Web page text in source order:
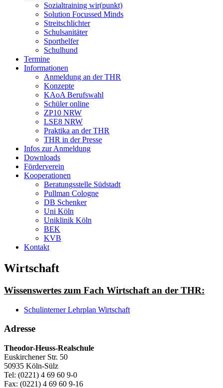
Sozialtraining wir(punkt)
Solution Focussed Minds
Streitschlichter
Schulsanitäter
Sporthelfer
Schulhund
Termine
Informationen
Anmeldung an der THR
Konzepte
KAoA Berufswahl
Schüler online
ZP10 NRW
LSE8 NRW
Praktika an der THR
THR in der Presse
Infos zur Anmeldung
Downloads
Förderverein
Kooperationen
Beratungsstelle Südstadt
Pullman Cologne
DB Schenker
Uni Köln
Uniklinik Köln
BEK
KVB
Kontakt
Wirtschaft
Wissenswertes zum Fach Wirtschaft an der THR:
Schulinterner Lehrplan Wirtschaft
Adresse
Theodor-Heuss-Realschule
Euskirchener Str. 50
50935 Köln-Sülz
Tel: (0221) 4 69 60 9-0
Fax: (0221) 4 69 60 9-16